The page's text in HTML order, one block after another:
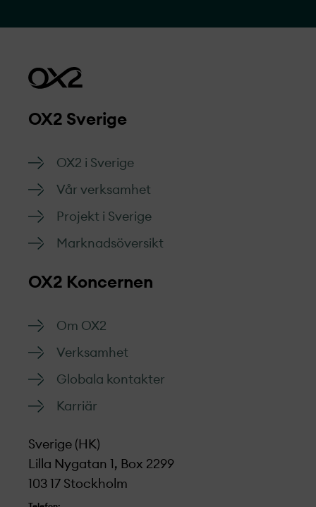
OX2 Sverige
OX2 i Sverige
Vår verksamhet
Projekt­ i Sverige
Marknads­översikt
OX2 Koncernen
Om OX2
Verksamhet
Globala kontakter
Karriär
Sverige (HK)
Lilla Nygatan 1, Box 2299
103 17 Stockholm